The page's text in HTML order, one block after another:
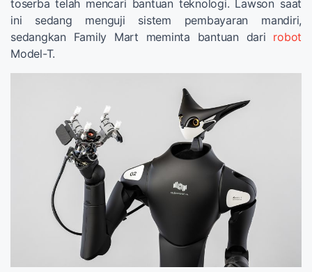
toserba telah mencari bantuan teknologi. Lawson saat
ini sedang menguji sistem pembayaran mandiri,
sedangkan Family Mart meminta bantuan dari robot
Model-T.